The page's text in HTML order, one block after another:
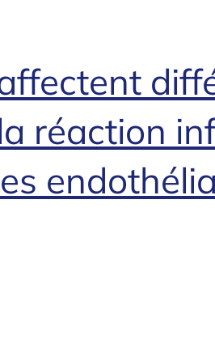
réaction